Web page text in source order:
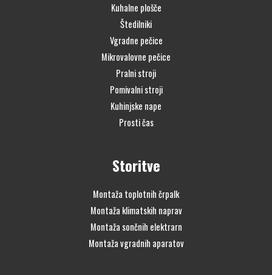
Kuhalne plošče
Štedilniki
Vgradne pečice
Mikrovalovne pečice
Pralni stroji
Pomivalni stroji
Kuhinjske nape
Prosti čas
Storitve
Montaža toplotnih črpalk
Montaža klimatskih naprav
Montaža sončnih elektrarn
Montaža vgradnih aparatov